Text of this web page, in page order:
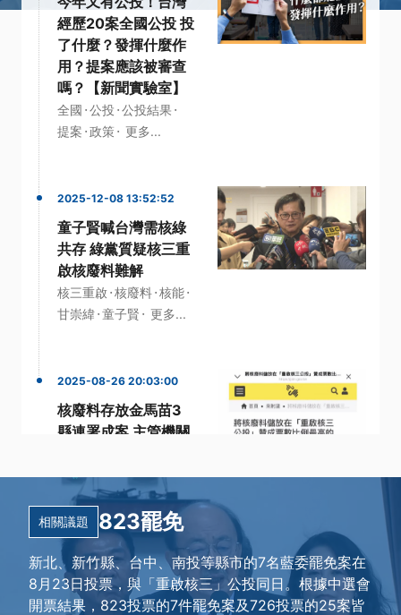
經歷20案全國公投 投
了什麼？發揮什麼作
用？提案應該被審查
嗎？【新聞實驗室】
全國 ·公投 ·公投結果 ·
提案 ·政策 · 更多...
2025-12-08 13:52:52
童子賢喊台灣需核綠
共存 綠黨質疑核三重
啟核廢料難解
核三重啟·核廢料·核能·
甘崇緯·童子賢 · 更多...
2025-08-26 20:03:00
核廢料存放金馬苗3
縣連署成案 主管機關
不同意·二膽島·
公共政策網路參與平台·
同意票 ·提案 ·更多...
相關議題 823罷免
新北、新竹縣、台中、南投等縣市的7名藍委罷免案在
8月23日投票，與「重啟核三」公投同日。根據中選會
開票結果，823投票的7件罷免案及726投票的25案皆